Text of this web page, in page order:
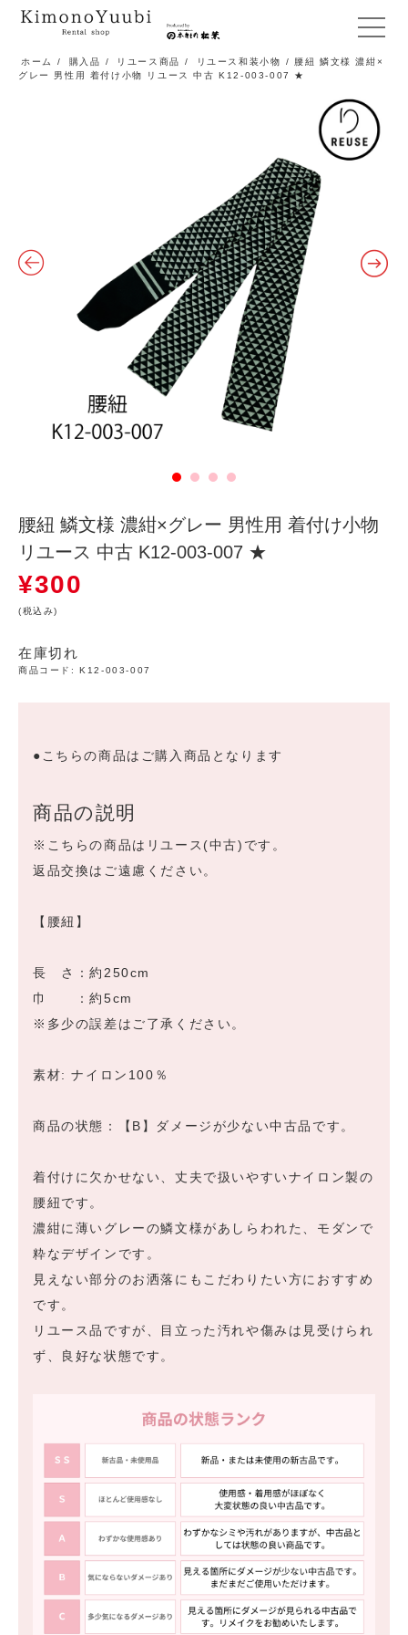
メ
ニ
ー
開
閉
ホーム / 購入品 / リユース商品 / リユース和装小物
/ 腰紐 鱗文様 濃紺×
グレー 男性用 着付け小物 リユース 中古 K12-003-007 ★
腰紐 鱗文様 濃紺×グレー 男性用 着付け小物
リユース 中古 K12-003-007 ★
¥300
(税込み)
在庫切れ
商品コード:K12-003-007
●こちらの商品はご購入商品となります
商品の説明
※こちらの商品はリユース(中古)です。
返品交換はご遠慮ください。
【腰紐】
長 さ：約250cm
巾 ：約5cm
※多少の誤差はご了承ください。
素材: ナイロン100％
商品の状態：【B】ダメージが少ない中古品です。
着付けに欠かせない、丈夫で扱いやすいナイロン製の
腰紐です。
濃紺に薄いグレーの鱗文様があしらわれた、モダンで
粋なデザインです。
見えない部分のお洒落にもこだわりたい方におすすめ
です。
リユース品ですが、目立った汚れや傷みは見受けられ
ず、良好な状態です。